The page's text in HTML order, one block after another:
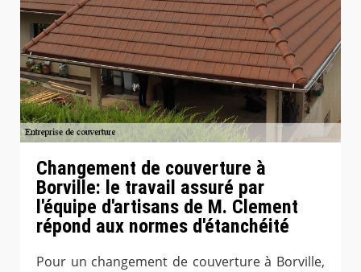
Changement de couverture à
Borville: le travail assuré par
l'équipe d'artisans de M. Clement
répond aux normes d'étanchéité
Pour un changement de couverture à Borville,